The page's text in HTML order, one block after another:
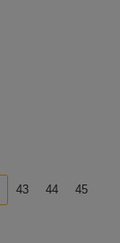
43 44 45